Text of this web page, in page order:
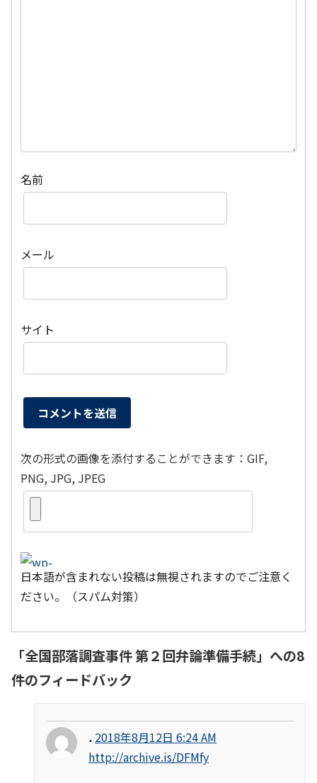
名前
メール
サイト
次の形式の画像を添付することができます：GIF,
PNG, JPG, JPEG
日本語が含まれない投稿は無視されますのでご注意く
ださい。（スパム対策）
「全国部落調査事件 第２回弁論準備手続」への8
件のフィードバック
. 2018年8月12日 6:24 AM
http://archive.is/DFMfy